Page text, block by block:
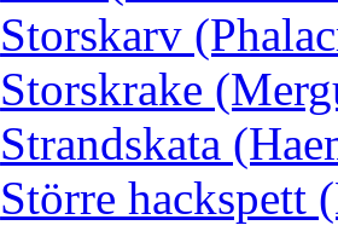
Storskarv
Storskrake
Strandskata
Större hackspett